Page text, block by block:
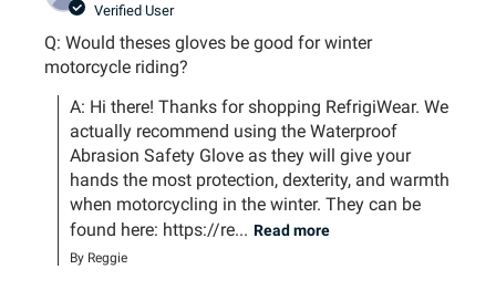
Verified User
Q: Would theses gloves be good for winter
motorcycle riding?
A: Hi there! Thanks for shopping RefrigiWear. We
actually recommend using the Waterproof
Abrasion Safety Glove as they will give your
hands the most protection, dexterity, and warmth
when motorcycling in the winter. They can be
found here: https://re... Read more
By Reggie